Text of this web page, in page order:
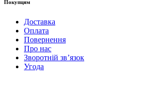
Покупцям
Доставка
Оплата
Повернення
Про нас
Зворотній зв’язок
Угода